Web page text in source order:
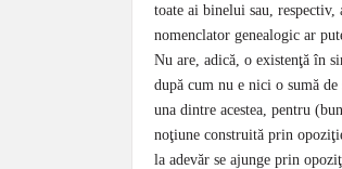
toate ai binelui sau,
nomenclator genealogic ar
Nu are, adică, o existenţă în
după cum nu e nici o sumă
una dintre acestea, pentru
noţiune construită prin
la adevăr se ajunge prin